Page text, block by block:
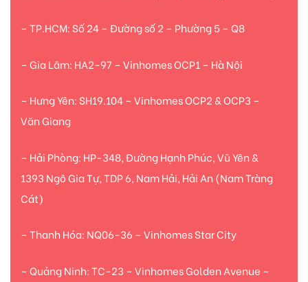
– TP.HCM: Số 24 – Đường số 2 – Phường 5 – Q8
– Gia Lâm: HA2-97 – Vinhomes OCP1 – Hà Nội
– Hưng Yên: SH19.104 – Vinhomes OCP2 & OCP3 –
Văn Giang
– Hải Phòng: HP-348, Đường Hạnh Phúc, Vũ Yên &
1393 Ngô Gia Tự, TDP 6, Nam Hải, Hải An (Nam Tràng
Cát)
– Thanh Hóa: NQ06-36 – Vinhomes Star City
– Quảng Ninh: TC-23 – Vinhomes Golden Avenue –